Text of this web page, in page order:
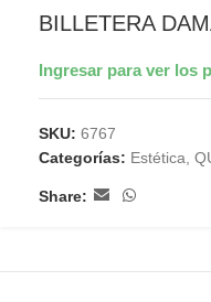
BILLETERA
Ingresar para ver los
SKU: 6767
Categorías: Estética
Share: